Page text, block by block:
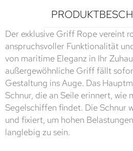
Der exklusive Griff Rope vereint
anspruchsvoller Funktionalität
von maritime Eleganz in Ihr
außergewöhnliche Griff fällt
Gestaltung ins Auge. Das
Schnur, die an Seile erinnert, wie
Segelschiffen findet. Die Schnur
und fixiert, um hohen
langlebig zu sein.